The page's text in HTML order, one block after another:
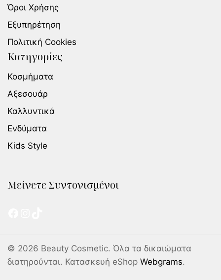
Όροι Χρήσης
Εξυπηρέτηση
Πολιτική Cookies
Κατηγορίες
Κοσμήματα
Αξεσουάρ
Καλλυντικά
Ενδύματα
Kids Style
Μείνετε Συντονισμένοι
© 2026 Beauty Cosmetic. Όλα τα δικαιώματα
διατηρούνται. Κατασκευή eShop Webgrams.